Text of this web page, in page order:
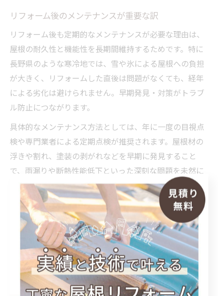
リフォーム後のメンテナンスが重要な訳
リフォーム後も定期的なメンテナンスが必要な理由は、
屋根の耐久性と機能性を長期間維持するためです。特に
長野県のような寒冷地では、雪や氷による屋根への負担
が大きく、リフォームした直後は問題がなくても、経年
による劣化は避けられません。早期発見・対策がトラブ
ル防止につながります。
具体的なメンテナンス方法としては、年に一度の目視点
検や専門業者による定期点検が推奨されます。屋根材の
浮きや割れ、塗装の剥がれなどを早期に発見すること
で、雨漏りや断熱性能低下といった深刻な問題を未然に
防ぐことができます。実際に「リフォーム後も点検を続
けたことで大きなトラブルを回避できた」という声も多
く寄せられています。
屋根リフォームをしたからといって安心しきらず、定期
的なメンテナンスを計画的に実施することが、住まいを
守る最善策です。業者によるアフターサポートや保証内
容も事前に確認しておくと安心です。